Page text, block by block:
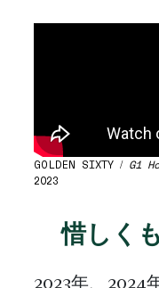
GOLDEN SIXTY / G1
2023
惜しく
2023年、2024